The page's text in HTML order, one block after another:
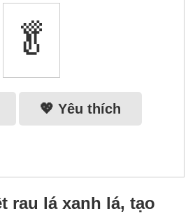
🥬
💖 Yêu thích
rau lá xanh lá, tạo